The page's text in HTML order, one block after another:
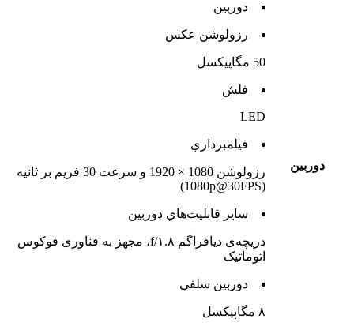
دوربين
دوربين
رزولوشن عکس
50 مگاپیکسل
فلش
LED
فيلمبرداري
رزولوشن 1080 × 1920 و سرعت 30 فریم بر ثانیه
(1080p@30FPS)
ساير قابليت‌هاي دوربين
دریچه‌ی دیافراگم f/۱.۸، مجهز به فناوری فوکوس
اتوماتیک
دوربين سلفي
۸ مگاپیکسل